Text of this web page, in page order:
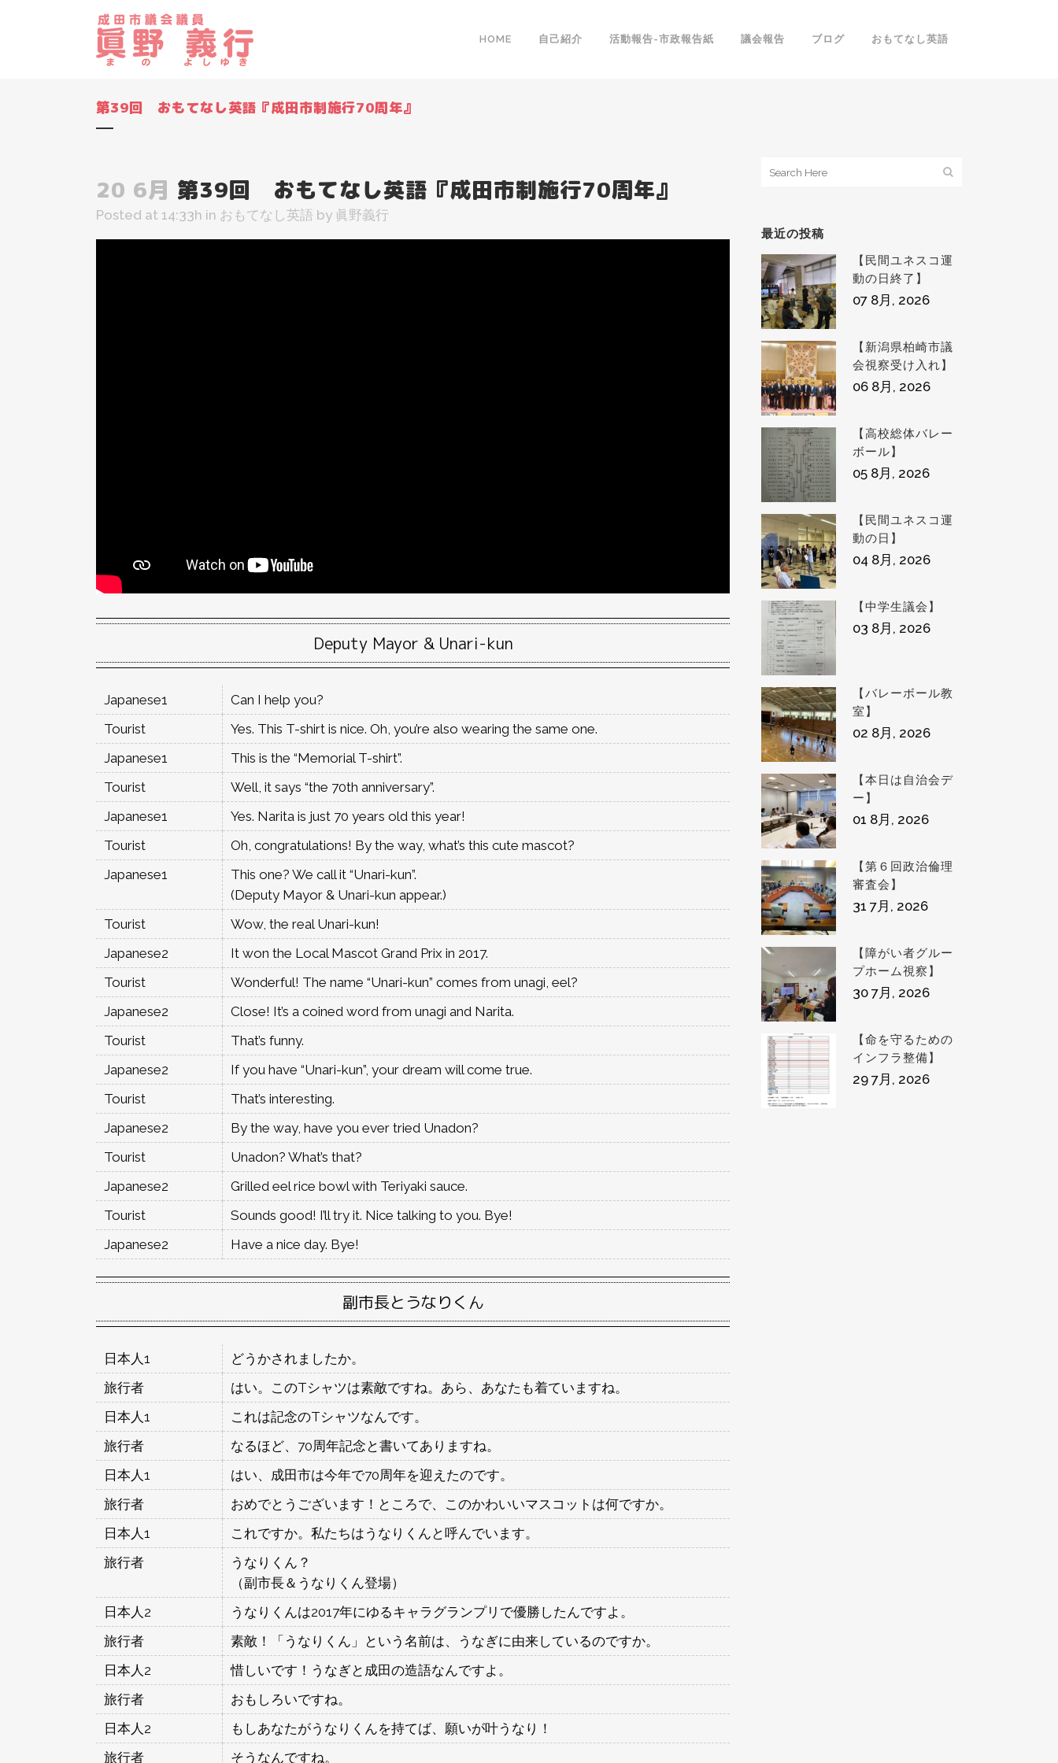
HOME 自己紹介 活動報告-市政報告紙 議会報告 ブログ おもてなし英語
第39回 おもてなし英語『成田市制施行70周年』
20 6月 第39回 おもてなし英語『成田市制施行70周年』
Posted at 14:33h in おもてなし英語 by 眞野義行
Deputy Mayor & Unari-kun
Japanese1
Can I help you?
Tourist
Yes. This T-shirt is nice. Oh, you’re also wearing the same one.
Japanese1
This is the “Memorial T-shirt”.
Tourist
Well, it says “the 70th anniversary”.
Japanese1
Yes. Narita is just 70 years old this year!
Tourist
Oh, congratulations! By the way, what’s this cute mascot?
Japanese1
This one? We call it “Unari-kun”.
(Deputy Mayor & Unari-kun appear.)
Tourist
Wow, the real Unari-kun!
Japanese2
It won the Local Mascot Grand Prix in 2017.
Tourist
Wonderful! The name “Unari-kun” comes from unagi, eel?
Japanese2
Close! It’s a coined word from unagi and Narita.
Tourist
That’s funny.
Japanese2
If you have “Unari-kun”, your dream will come true.
Tourist
That’s interesting.
Japanese2
By the way, have you ever tried Unadon?
Tourist
Unadon? What’s that?
Japanese2
Grilled eel rice bowl with Teriyaki sauce.
Tourist
Sounds good! I’ll try it. Nice talking to you. Bye!
Japanese2
Have a nice day. Bye!
副市長とうなりくん
日本人1
どうかされましたか。
旅行者
はい。このTシャツは素敵ですね。あら、あなたも着ていますね。
日本人1
これは記念のTシャツなんです。
旅行者
なるほど、70周年記念と書いてありますね。
日本人1
はい、成田市は今年で70周年を迎えたのです。
旅行者
おめでとうございます！ところで、このかわいいマスコットは何ですか。
日本人1
これですか。私たちはうなりくんと呼んでいます。
旅行者
うなりくん？
（副市長＆うなりくん登場）
日本人2
うなりくんは2017年にゆるキャラグランプリで優勝したんですよ。
旅行者
素敵！「うなりくん」という名前は、うなぎに由来しているのですか。
日本人2
惜しいです！うなぎと成田の造語なんですよ。
旅行者
おもしろいですね。
日本人2
もしあなたがうなりくんを持てば、願いが叶うなり！
旅行者
そうなんですね。
最近の投稿
【民間ユネスコ運
動の日終了】
07 8月, 2026
【新潟県柏崎市議
会視察受け入れ】
06 8月, 2026
【高校総体バレー
ボール】
05 8月, 2026
【民間ユネスコ運
動の日】
04 8月, 2026
【中学生議会】
03 8月, 2026
【バレーボール教
室】
02 8月, 2026
【本日は自治会デ
ー】
01 8月, 2026
【第６回政治倫理
審査会】
31 7月, 2026
【障がい者グルー
プホーム視察】
30 7月, 2026
【命を守るための
インフラ整備】
29 7月, 2026